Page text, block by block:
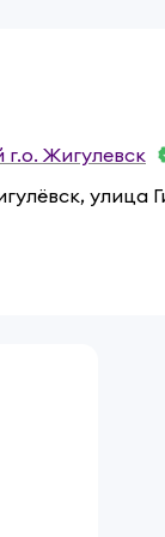
Жигулевск